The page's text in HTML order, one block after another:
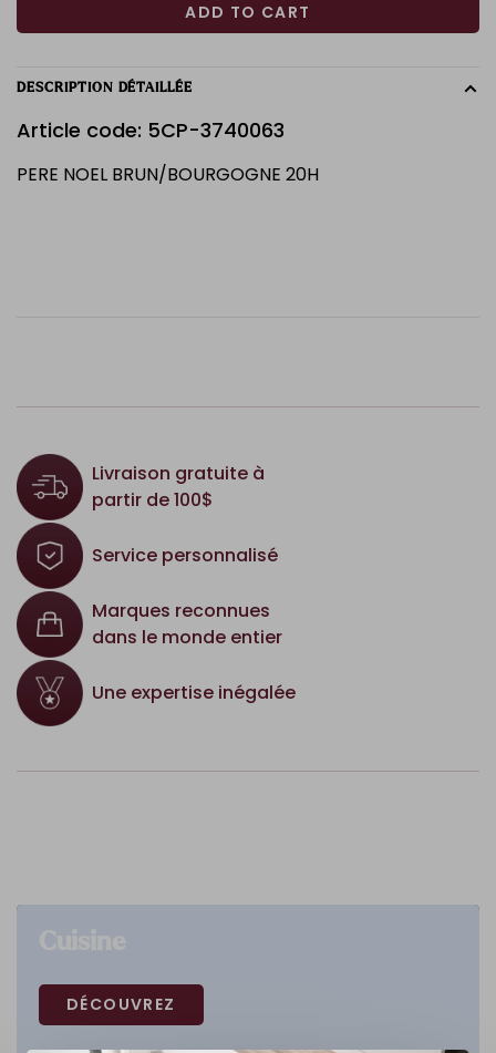
ADD TO CART
DESCRIPTION DÉTAILLÉE
Article code: 5CP-3740063
PERE NOEL BRUN/BOURGOGNE 20H
Livraison gratuite à
partir de 100$
Service personnalisé
Marques reconnues
dans le monde entier
Une expertise inégalée
DÉCOUVREZ